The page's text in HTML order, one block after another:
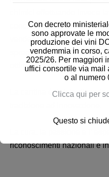
concimi naturali, selezione
vendemmia, separazione
spremiture: ecco la nostra
ottima qualità.
La cantina é dotata di
riconoscimenti nazionali e
Con decreto
sono approvate le
produzione dei vini
vendemmia in corso,
2025/26. Per maggiori
uffici consortile via mail
o al numero
Clicca qui per
Questo si